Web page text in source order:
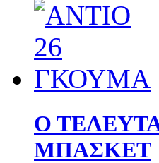
Ο
ΜΠΑΣΚΕΤ